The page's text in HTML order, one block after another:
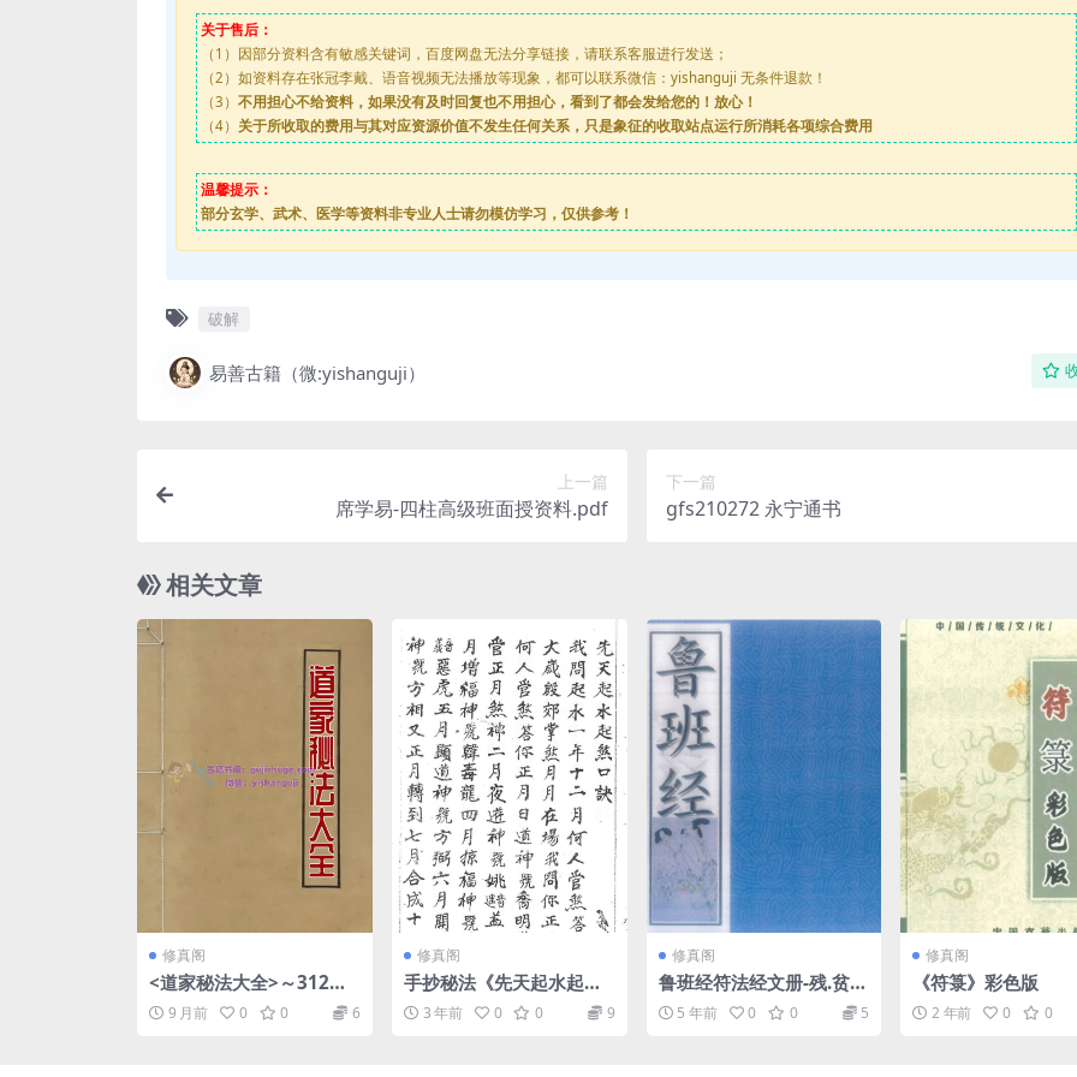
关于售后：
（1）因部分资料含有敏感关键词，百度网盘无法分享链接，请联系客服进行发送；
（2）如资料存在张冠李戴、语音视频无法播放等现象，都可以联系微信：yishanguji 无条件退款！
（3） 不用担心不给资料，如果没有及时回复也不用担心，看到了都会发给您的！放心！
（4） 关于所收取的费用与其对应资源价值不发生任何关系，只是象征的收取站点运行所消耗各项综合费用
温馨提示：
部分玄学、武术、医学等资料非专业人士请勿模仿学习，仅供参考！
破解
易善古籍（微:yishanguji）
上一篇
席学易-四柱高级班面授资料.pdf
下一篇
gfs210272 永宁通书
相关文章
修真阁
<道家秘法大全>～312页.
pdf9 月前 0 0 6
修真阁
手抄秘法《先天起水起煞
口诀》
3 年前 0 0 9
修真阁
鲁班经符法经文册-残.贫.
孤合本62页
5 年前 0 0 5
修真阁
《符箓》彩色版
2 年前 0 0